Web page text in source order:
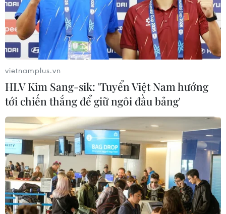
vietnamplus.vn
HLV Kim Sang-sik: 'Tuyển Việt Nam hướng
tới chiến thắng để giữ ngôi đầu bảng'